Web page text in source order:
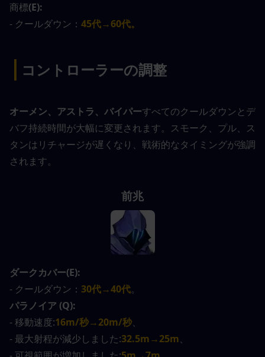
商標(E):
- クールダウン： 45代→60代。
| コントローラーの調整
オーメン、アストラ、バイパーすべてのクールダウンとデ
バフ持続時間が大幅に変更されます。スモーク、プル、ス
タンはリチャージが遅くなり、戦術的なタイミングが強調
されます。
前兆
ダークカバー(E):
- クールダウン： 30代→40代。
パラノイア (Q):
- 移動速度:16m/秒→20m/秒、
- 最大射程が減少しました:32.5m→25m、